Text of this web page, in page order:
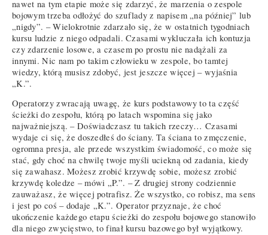
nawet na tym etapie może się zdarzyć, że marzenia o zespole
bojowym trzeba odłożyć do szuflady z napisem „na później” lub
„nigdy”. – Wielokrotnie zdarzało się, że w ostatnich tygodniach
kursu ludzie z niego odpadali. Czasami wykluczała ich kontuzja
czy zdarzenie losowe, a czasem po prostu nie nadążali za
innymi. Nic nam po takim człowieku w zespole, bo tamtej
wiedzy, którą musisz zdobyć, jest jeszcze więcej – wyjaśnia
„K.”.
Operatorzy zwracają uwagę, że kurs podstawowy to ta część
ścieżki do zespołu, którą po latach wspomina się jako
najważniejszą. – Doświadczasz tu takich rzeczy… Czasami
wydaje ci się, że doszedłeś do ściany. Ta ściana to zmęczenie,
ogromna presja, ale przede wszystkim świadomość, co może się
stać, gdy choć na chwilę twoje myśli uciekną od zadania, kiedy
się zawahasz. Możesz zrobić krzywdę sobie, możesz zrobić
krzywdę koledze – mówi „P.”. – Z drugiej strony codziennie
zauważasz, że więcej potrafisz. Że wszystko, co robisz, ma sens
i jest po coś – dodaje „K.”. Operator przyznaje, że choć
ukończenie każdego etapu ścieżki do zespołu bojowego stanowiło
dla niego zwycięstwo, to finał kursu bazowego był wyjątkowy.